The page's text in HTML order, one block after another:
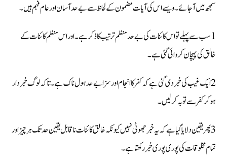
سمجھ میں آجائے۔ ویسے اس کی آیات مضمون کے لحاظ سے بےحد آسان اور عام فہم ہیں۔
1 سب سے پہلے تو اس کائنات کی بےحد منظم ترتیب کا ذکر ہے۔ اور اس منظم کائنات کے
خالق کی پہچان کروائی گئی ہے۔
2 ایک غیب کی خبر دی گئی ہے کہ کفر کا انجام اور سزا بےحد ہول ناک ہے۔ تاکہ لوگ خبردار
ہو کر کفر سے توبہ کرلیں۔
3 پھر یقین دلایا گیا ہے کہ یہ خبر جھوٹی نہیں کیونکہ خالق کائنات ناقابل یقین حدتک ہر چیز اور
تمام مخلوقات کی پوری پوری خبر رکھتا ہے۔